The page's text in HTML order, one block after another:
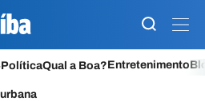
PolíticaQual a Boa?Entretenimento